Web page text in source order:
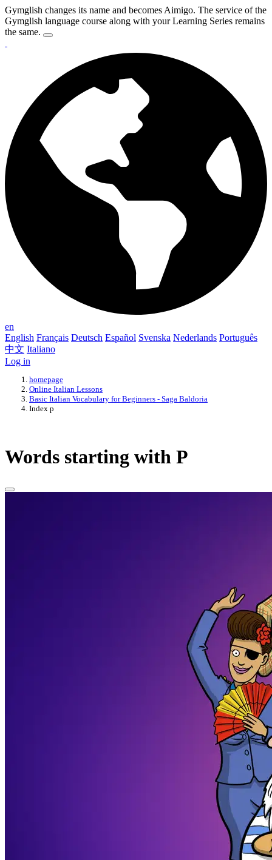
Gymglish changes its name and becomes Aimigo. The service of the
Gymglish language course along with your Learning Series remains
the same.
en
English Français Deutsch Español Svenska Nederlands Português
中文 Italiano
Log in
homepage
Online Italian Lessons
Basic Italian Vocabulary for Beginners - Saga Baldoria
Index p
Words starting with P